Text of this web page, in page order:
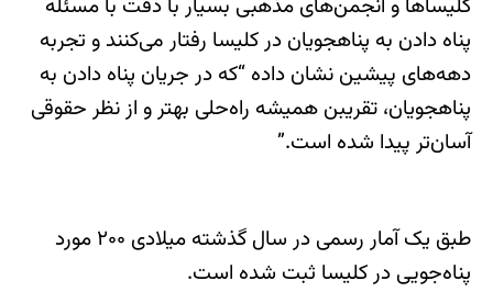
کلیساها و انجمن‌های مذهبی بسیار با دقت با مسئله
پناه دادن به پناهجویان در کلیسا رفتار می‌کنند و تجربه
دهه‌های پیشین نشان داده “که در جریان پناه دادن به
پناهجویان، تقریبن همیشه راه‌حلی بهتر و از نظر حقوقی
آسان‌تر پیدا شده است.”
طبق یک آمار رسمی در سال گذشته میلادی ۲۰۰ مورد
پناه‌جویی در کلیسا ثبت شده است.